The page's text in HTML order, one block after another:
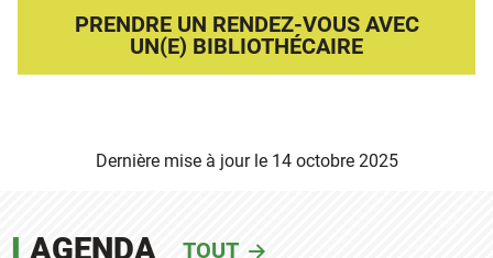
PRENDRE UN RENDEZ-VOUS AVEC
UN(E) BIBLIOTHÉCAIRE
Dernière mise à jour le 14 octobre 2025
AGENDA TOUT